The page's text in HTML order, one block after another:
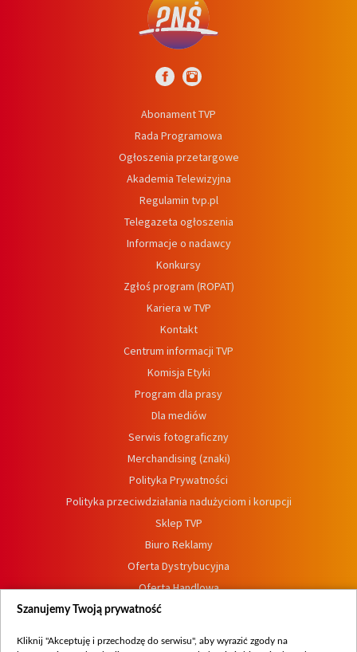
Abonament TVP
Rada Programowa
Ogłoszenia przetargowe
Akademia Telewizyjna
Regulamin tvp.pl
Telegazeta ogłoszenia
Informacje o nadawcy
Konkursy
Zgłoś program (ROPAT)
Kariera w TVP
Kontakt
Centrum informacji TVP
Komisja Etyki
Program dla prasy
Dla mediów
Serwis fotograficzny
Merchandising (znaki)
Polityka Prywatności
Polityka przeciwdziałania nadużyciom i korupcji
Sklep TVP
Biuro Reklamy
Oferta Dystrybucyjna
Oferta Handlowa
Dostępność
Szanujemy Twoją prywatność
Kliknij "Akceptuję i przechodzę do serwisu", aby wyrazić zgody na